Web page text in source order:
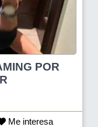
POR
Me interesa